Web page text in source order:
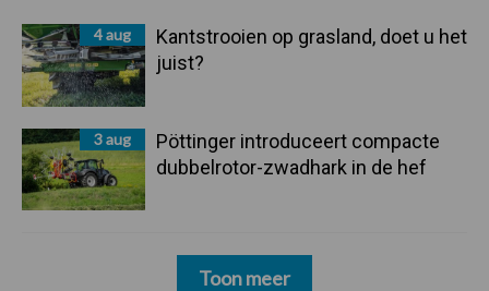
4 aug
Kantstrooien op grasland, doet u het
juist?
3 aug
Pöttinger introduceert compacte
dubbelrotor-zwadhark in de hef
Toon meer